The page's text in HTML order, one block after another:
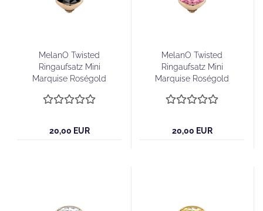
MelanO Twisted
Ringaufsatz Mini
Marquise Roségold
20,00 EUR
MelanO Twisted
Ringaufsatz Mini
Marquise Roségold
20,00 EUR